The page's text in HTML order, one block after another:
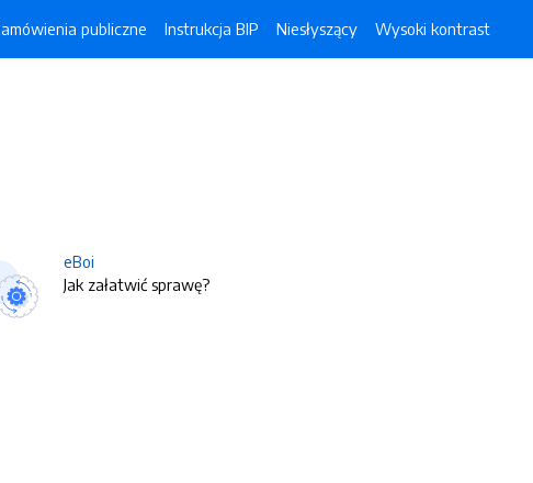
publiczne Instrukcja BIP Niesłyszący Wysoki kontrast
eBoi
Jak załatwić sprawę?